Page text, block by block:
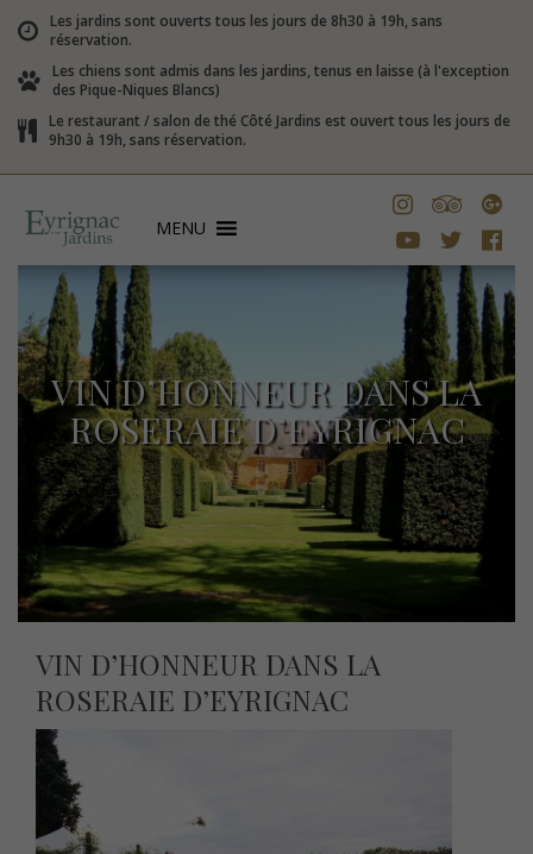
Les jardins sont ouverts tous les jours de 8h30 à 19h, sans
réservation.
Les chiens sont admis dans les jardins, tenus en laisse (à l'exception
des Pique-Niques Blancs)
Le restaurant / salon de thé Côté Jardins est ouvert tous les jours de
9h30 à 19h, sans réservation.
MENU
VIN D’HONNEUR DANS LA
ROSERAIE D’EYRIGNAC
VIN D’HONNEUR DANS LA
ROSERAIE D’EYRIGNAC